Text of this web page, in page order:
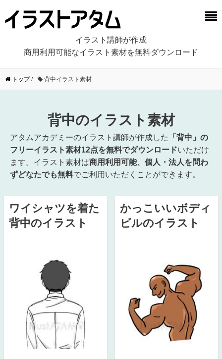
イラスト講師が作成
商用利用可能なイラスト素材を無料ダウンロード
トップ/ 背中イラスト素材
背中のイラスト素材
アタムアカデミーのイラスト講師が作成した
「背中」の
フリーイラスト素材12点を無料でダウンロードいただけ
ます。イラスト素材は商用利用可能、個人・法人を問わ
ずどなたでも無料でご利用いただくことができます。
ワイシャツを着た
背中のイラスト
かっこいいボディ
ビルのイラスト